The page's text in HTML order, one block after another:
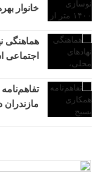
خانوار
هماهنگی
اجتماعی